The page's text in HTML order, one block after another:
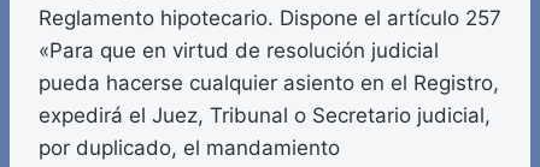
Reglamento hipotecario. Dispone el artículo 257
«Para que en virtud de resolución judicial
pueda hacerse cualquier asiento en el Registro,
expedirá el Juez, Tribunal o Secretario judicial,
por duplicado, el mandamiento